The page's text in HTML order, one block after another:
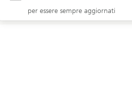
per essere sempre aggiornati